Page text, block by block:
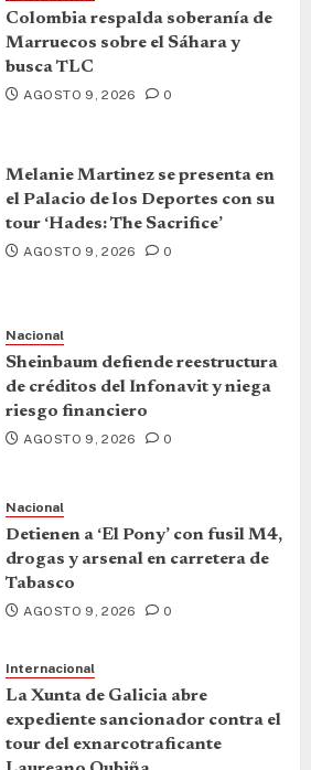
Colombia respalda soberanía de
Marruecos sobre el Sáhara y
busca TLC
AGOSTO 9, 2026 0
Melanie Martinez se presenta en
el Palacio de los Deportes con su
tour ‘Hades: The Sacrifice’
AGOSTO 9, 2026 0
Nacional
Sheinbaum defiende reestructura
de créditos del Infonavit y niega
riesgo financiero
AGOSTO 9, 2026 0
Nacional
Detienen a ‘El Pony’ con fusil M4,
drogas y arsenal en carretera de
Tabasco
AGOSTO 9, 2026 0
Internacional
La Xunta de Galicia abre
expediente sancionador contra el
tour del exnarcotraficante